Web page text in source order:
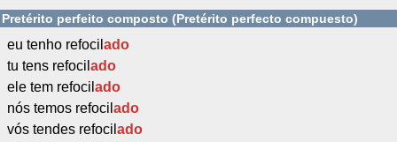
Pretérito perfeito composto (Pretérito perfecto compuesto)
eu tenho refocil ado
tu tens refocil ado
ele tem refocil ado
nós temos refocil ado
vós tendes refocil ado